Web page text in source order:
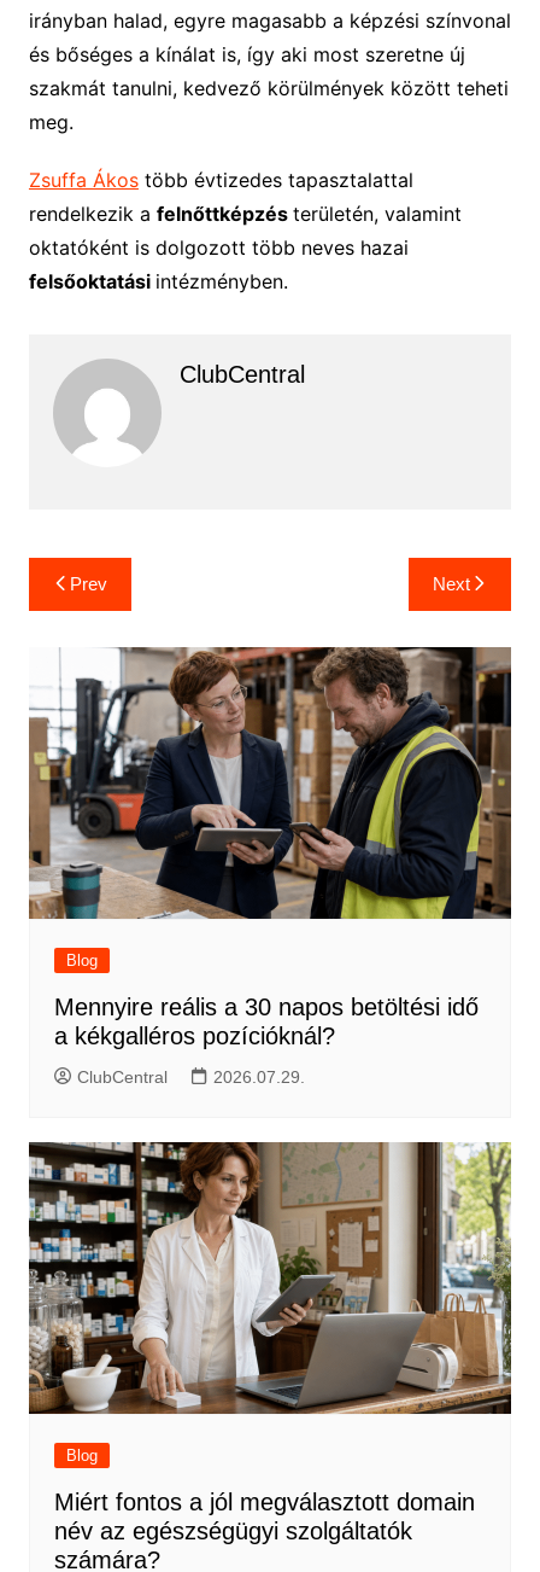
irányban halad, egyre magasabb a képzési színvonal
és bőséges a kínálat is, így aki most szeretne új
szakmát tanulni, kedvező körülmények között teheti
meg.
Zsuffa Ákostöbb évtizedes tapasztalattal
rendelkezik a felnőttképzés területén, valamint
oktatóként is dolgozott több neves hazai
felsőoktatási intézményben.
ClubCentral
Bejegyzés
navigáció
Prev Next
Blog
Mennyire reális a 30 napos betöltési idő
a kékgalléros pozícióknál?
ClubCentral 2026.07.29.
Blog
Miért fontos a jól megválasztott domain
név az egészségügyi szolgáltatók
számára?